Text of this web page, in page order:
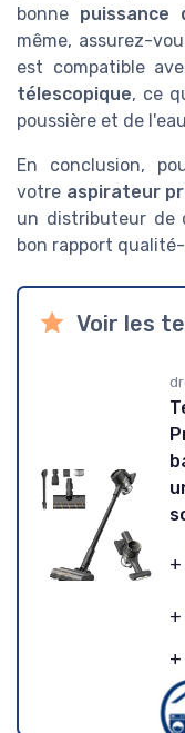
bonne puissance
même, assurez-
est compatible
télescopique, ce
poussière et de
En conclusion,
votre aspirateur
un distributeur de
bon rapport
Voir les
+
+
+